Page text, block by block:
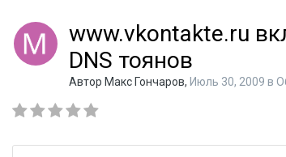
www.vkontakte.ru
DNS тоянов
Автор Макс Гончаров, Июль 30, 2009 в